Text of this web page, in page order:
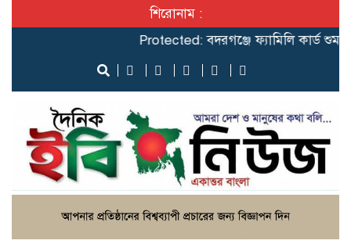
শিরোনাম :
Protected: ‎বদরগঞ্জে ফ্যামিলি কার্ড শুমারির